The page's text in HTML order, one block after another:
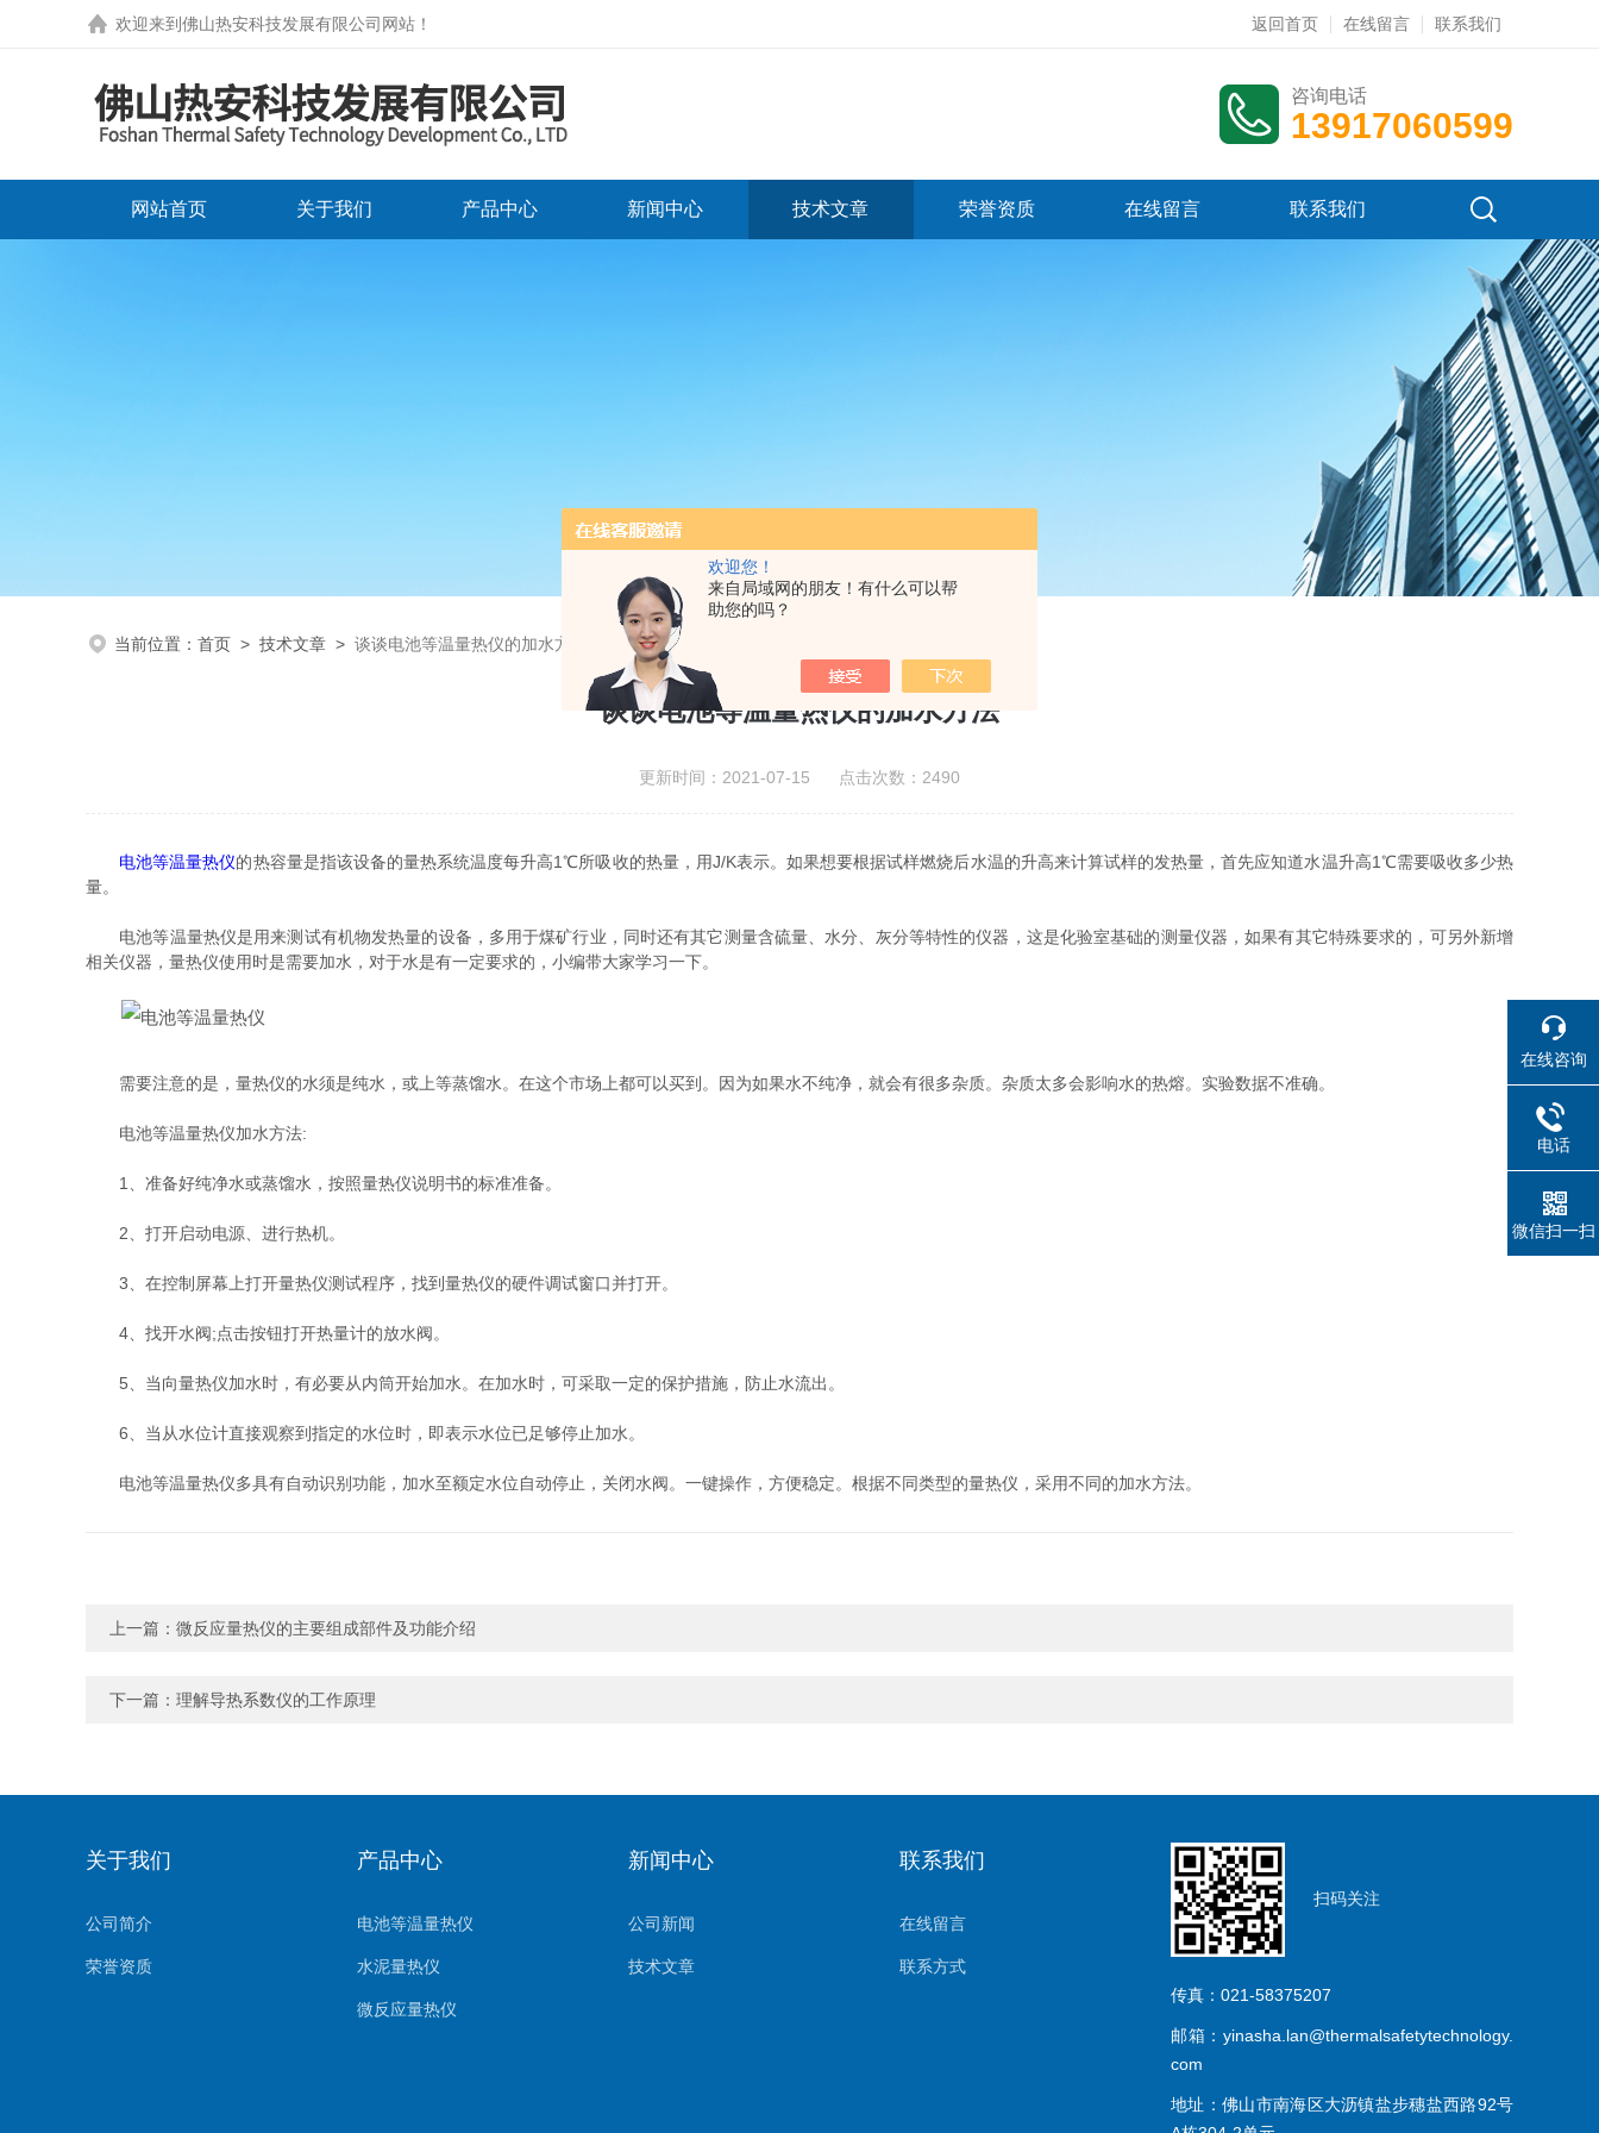
欢迎您！
来自局域网的朋友！有什么可以帮
助您的吗？
欢迎来到 佛山热安科技发展有限公司网站 ！ 返回首页 在线留言 联系我们
咨询电话
13917060599
网站首页 关于我们 产品中心 新闻中心 技术文章 荣誉资质 在线留言 联系我们
当前位置： 首页 > 技术文章 > 谈谈电池等温量热仪的加水方法
谈谈电池等温量热仪的加水方法
更新时间：2021-07-15 点击次数：2490
电池等温量热仪的热容量是指该设备的量热系统温度每升高1℃所吸收的热量，用J/K表示。如果想要根据试样燃烧后水温的升高来计算试样的发热量，首先应知道水温升高1℃需要吸收多少热
量。
电池等温量热仪是用来测试有机物发热量的设备，多用于煤矿行业，同时还有其它测量含硫量、水分、灰分等特性的仪器，这是化验室基础的测量仪器，如果有其它特殊要求的，可另外新增
相关仪器，量热仪使用时是需要加水，对于水是有一定要求的，小编带大家学习一下。
需要注意的是，量热仪的水须是纯水，或上等蒸馏水。在这个市场上都可以买到。因为如果水不纯净，就会有很多杂质。杂质太多会影响水的热熔。实验数据不准确。
电池等温量热仪加水方法:
1、准备好纯净水或蒸馏水，按照量热仪说明书的标准准备。
2、打开启动电源、进行热机。
3、在控制屏幕上打开量热仪测试程序，找到量热仪的硬件调试窗口并打开。
4、找开水阀;点击按钮打开热量计的放水阀。
5、当向量热仪加水时，有必要从内筒开始加水。在加水时，可采取一定的保护措施，防止水流出。
6、当从水位计直接观察到指定的水位时，即表示水位已足够停止加水。
电池等温量热仪多具有自动识别功能，加水至额定水位自动停止，关闭水阀。一键操作，方便稳定。根据不同类型的量热仪，采用不同的加水方法。
上一篇： 微反应量热仪的主要组成部件及功能介绍
下一篇： 理解导热系数仪的工作原理
关于我们
公司简介
荣誉资质
产品中心
电池等温量热仪
水泥量热仪
微反应量热仪
新闻中心
公司新闻
技术文章
联系我们
在线留言
联系方式
扫码关注
传真：021-58375207
邮箱：yinasha.lan@thermalsafetytechnology.
com
地址：佛山市南海区大沥镇盐步穗盐西路92号
在线咨询
电话
微信扫一扫